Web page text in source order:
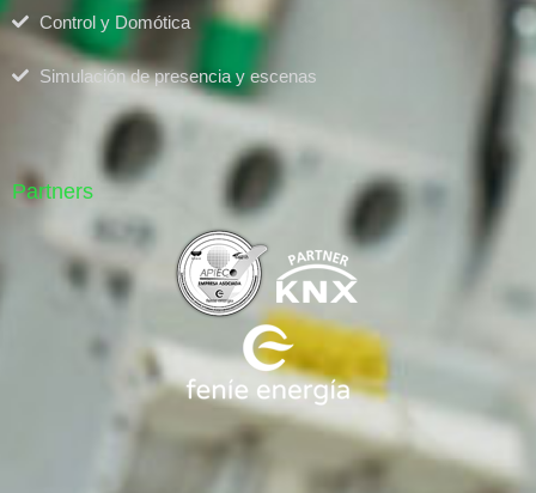
Control y Domótica
Simulación de presencia y escenas
Partners